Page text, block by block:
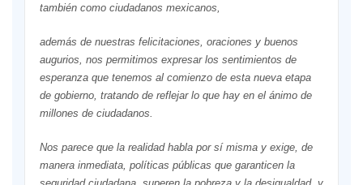
también como ciudadanos mexicanos,
además de nuestras felicitaciones, oraciones y buenos
augurios, nos permitimos expresar los sentimientos de
esperanza que tenemos al comienzo de esta nueva etapa
de gobierno, tratando de reflejar lo que hay en el ánimo de
millones de ciudadanos.
Nos parece que la realidad habla por sí misma y exige, de
manera inmediata, políticas públicas que garanticen la